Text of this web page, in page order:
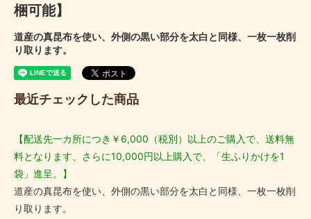
梱可能】
道産の真昆布を使い、外側の黒い部分を太白と同様、一枚一枚削
り取ります。
最近チェックした商品
【配送先一カ所につき￥6,000（税別）以上のご購入で、送料無
料となります、さらに10,000円以上購入で、「生ふりかけを1
袋」進呈。】
道産の真昆布を使い、外側の黒い部分を太白と同様、一枚一枚削
り取ります。